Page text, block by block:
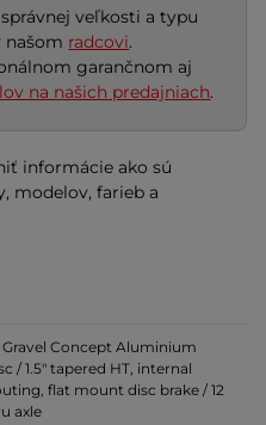
veľkosti a typu
našom radcovi.
garančnom aj
na našich predajniach.
informácie ako sú
modelov, farieb a
Gravel Concept Aluminium
/ 1.5" tapered HT, internal
flat mount disc brake / 12
axle